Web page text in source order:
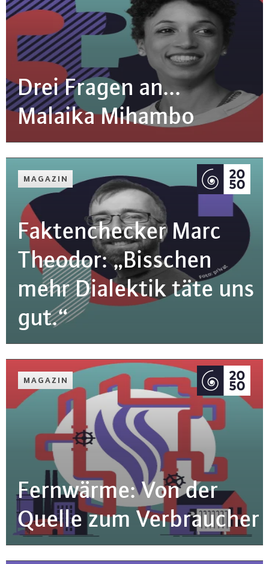
Drei Fragen an...
Malaika Mihambo
MAGAZIN
Fak­ten­che­cker Marc
Theodor: „Bisschen
mehr Dialektik täte uns
gut.“
MAGAZIN
Fernwärme: Von der
Quelle zum Ver­brau­cher